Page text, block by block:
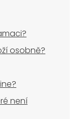
osobně?
není